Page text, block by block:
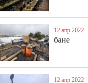
12 апр 2022
бане
12 апр 2022